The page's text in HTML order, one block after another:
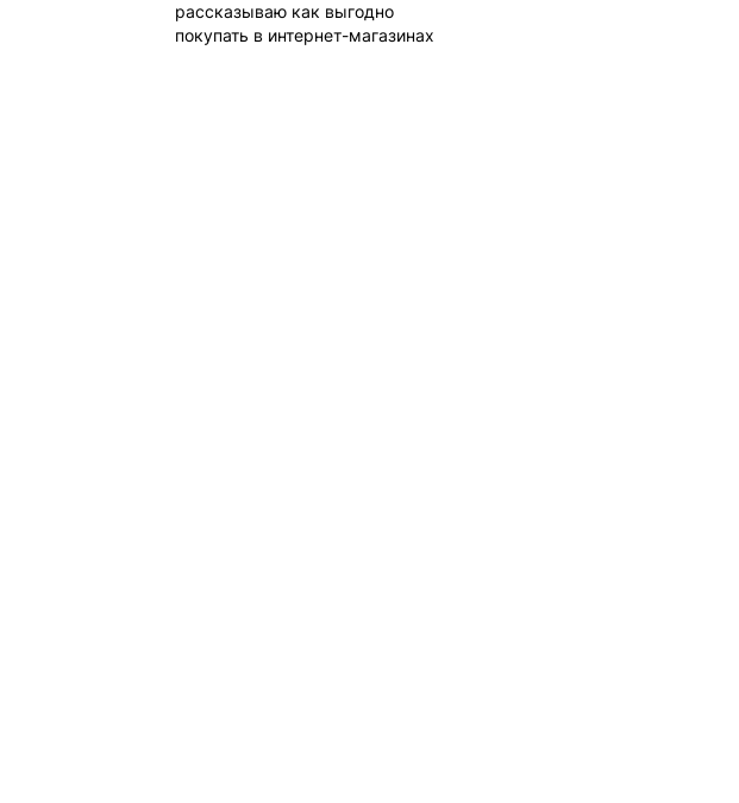
рассказываю как выгодно
покупать в интернет-магазинах